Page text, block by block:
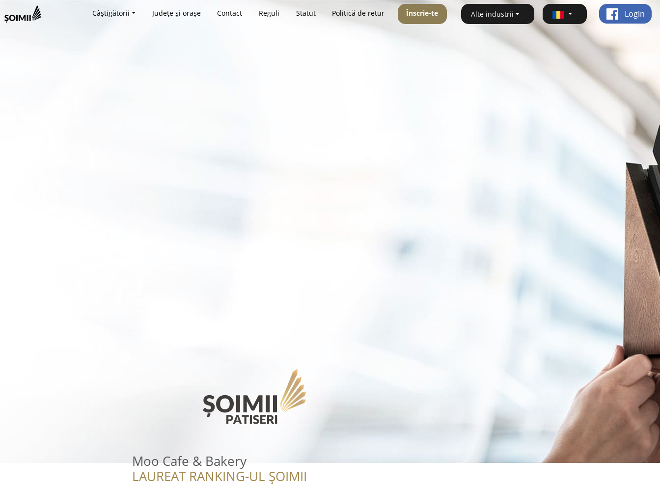
Câștigătorii Județe și orașe Contact Reguli Statut Politică de retur Înscrie-te Alte industrii Login
Moo Cafe & Bakery
LAUREAT RANKING-UL ȘOIMII